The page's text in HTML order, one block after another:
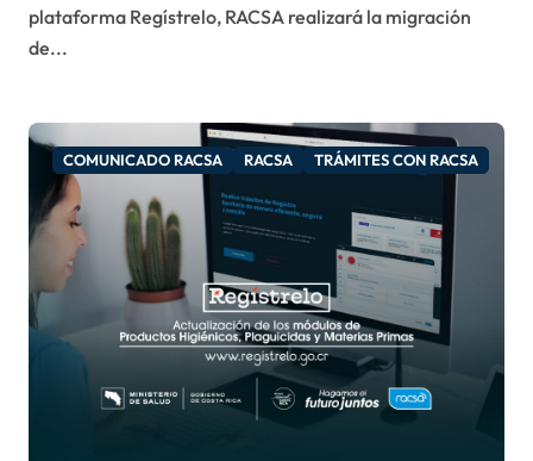
plataforma Regístrelo, RACSA realizará la migración
de...
COMUNICADO RACSA RACSA TRÁMITES CON RACSA